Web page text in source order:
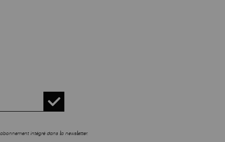
intégré dans la newsletter.